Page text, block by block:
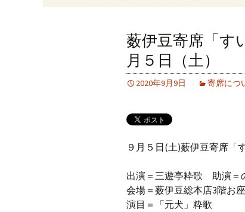
薮伊豆寄席「す
月５日（土）
2020年9月9日 寄席につ
９月５日(土)薮伊豆寄席「
出演＝三遊亭粋歌 助演＝
会場＝薮伊豆総本店3階お
演目＝「元犬」粋歌